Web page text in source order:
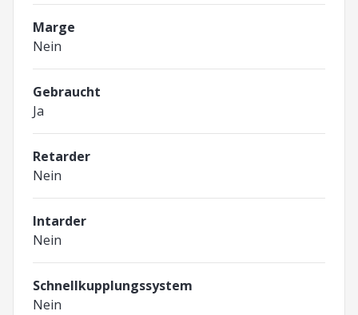
Marge
Nein
Gebraucht
Ja
Retarder
Nein
Intarder
Nein
Schnellkupplungssystem
Nein